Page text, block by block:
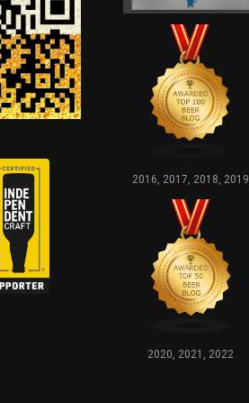
2016, 2017, 2018, 2019
2020, 2021, 2022